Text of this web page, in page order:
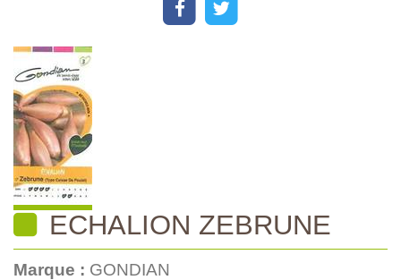
ECHALION ZEBRUNE
Marque : GONDIAN